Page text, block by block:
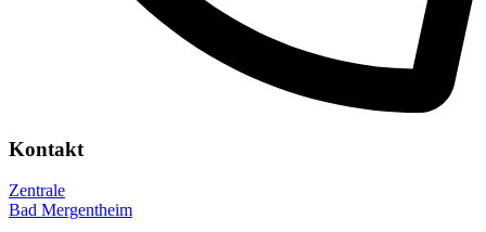
Kontakt
Zentrale
Bad Mergentheim